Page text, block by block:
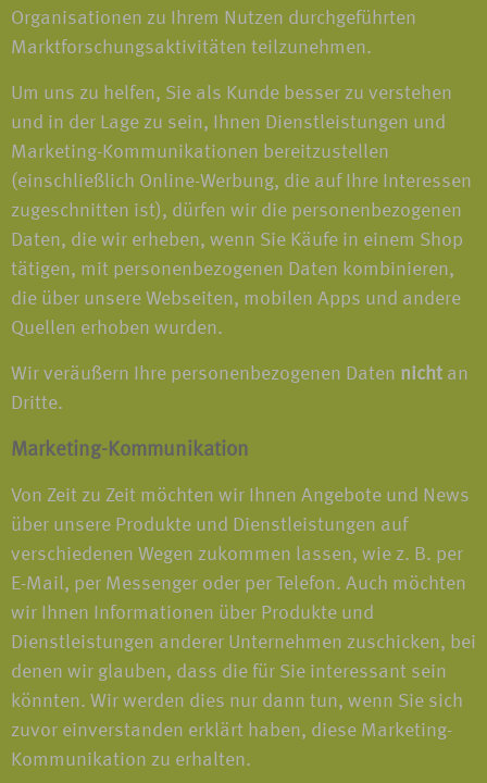
Organisationen zu Ihrem Nutzen durchgeführten
Marktforschungsaktivitäten teilzunehmen.
Um uns zu helfen, Sie als Kunde besser zu verstehen
und in der Lage zu sein, Ihnen Dienstleistungen und
Marketing-Kommunikationen bereitzustellen
(einschließlich Online-Werbung, die auf Ihre Interessen
zugeschnitten ist), dürfen wir die personenbezogenen
Daten, die wir erheben, wenn Sie Käufe in einem Shop
tätigen, mit personenbezogenen Daten kombinieren,
die über unsere Webseiten, mobilen Apps und andere
Quellen erhoben wurden.
Wir veräußern Ihre personenbezogenen Daten nicht an
Dritte.
Marketing-Kommunikation
Von Zeit zu Zeit möchten wir Ihnen Angebote und News
über unsere Produkte und Dienstleistungen auf
verschiedenen Wegen zukommen lassen, wie z. B. per
E-Mail, per Messenger oder per Telefon. Auch möchten
wir Ihnen Informationen über Produkte und
Dienstleistungen anderer Unternehmen zuschicken, bei
denen wir glauben, dass die für Sie interessant sein
könnten. Wir werden dies nur dann tun, wenn Sie sich
zuvor einverstanden erklärt haben, diese Marketing-
Kommunikation zu erhalten.